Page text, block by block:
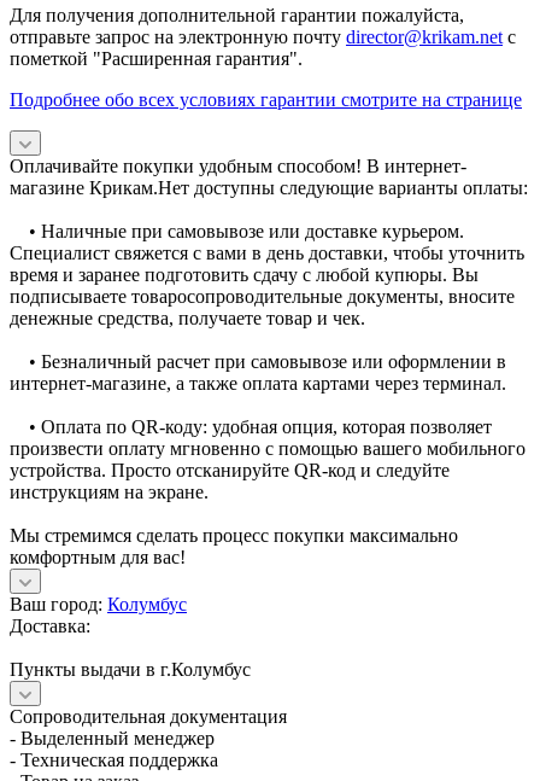
Для получения дополнительной гарантии пожалуйста,
отправьте запрос на электронную почту director@krikam.net с
пометкой "Расширенная гарантия".
Подробнее обо всех условиях гарантии смотрите на странице
Оплачивайте покупки удобным способом! В интернет-
магазине Крикам.Нет доступны следующие варианты оплаты:
• Наличные при самовывозе или доставке курьером.
Специалист свяжется с вами в день доставки, чтобы уточнить
время и заранее подготовить сдачу с любой купюры. Вы
подписываете товаросопроводительные документы, вносите
денежные средства, получаете товар и чек.
• Безналичный расчет при самовывозе или оформлении в
интернет-магазине, а также оплата картами через терминал.
• Оплата по QR-коду: удобная опция, которая позволяет
произвести оплату мгновенно с помощью вашего мобильного
устройства. Просто отсканируйте QR-код и следуйте
инструкциям на экране.
Мы стремимся сделать процесс покупки максимально
комфортным для вас!
Ваш город: Колумбус
Доставка:
Пункты выдачи в г.Колумбус
Сопроводительная документация
- Выделенный менеджер
- Техническая поддержка